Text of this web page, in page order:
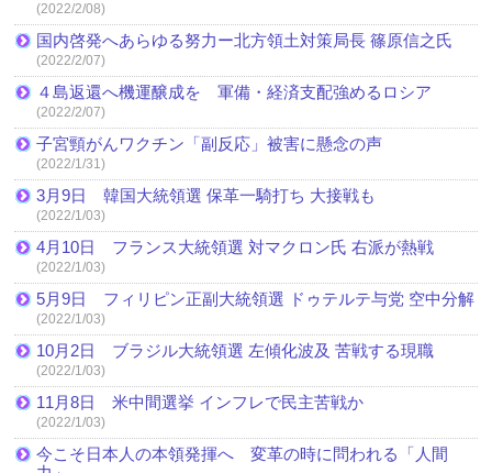
(2022/2/08)
国内啓発へあらゆる努力ー北方領土対策局長 篠原信之氏
(2022/2/07)
４島返還へ機運醸成を 軍備・経済支配強めるロシア
(2022/2/07)
子宮頸がんワクチン「副反応」被害に懸念の声
(2022/1/31)
3月9日 韓国大統領選 保革一騎打ち 大接戦も
(2022/1/03)
4月10日 フランス大統領選 対マクロン氏 右派が熱戦
(2022/1/03)
5月9日 フィリピン正副大統領選 ドゥテルテ与党 空中分解
(2022/1/03)
10月2日 ブラジル大統領選 左傾化波及 苦戦する現職
(2022/1/03)
11月8日 米中間選挙 インフレで民主苦戦か
(2022/1/03)
今こそ日本人の本領発揮へ 変革の時に問われる「人間